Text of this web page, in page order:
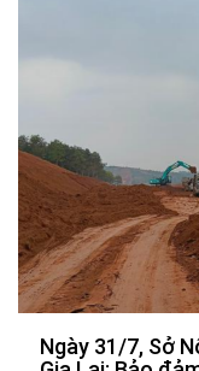
Ngày 31/7, Sở